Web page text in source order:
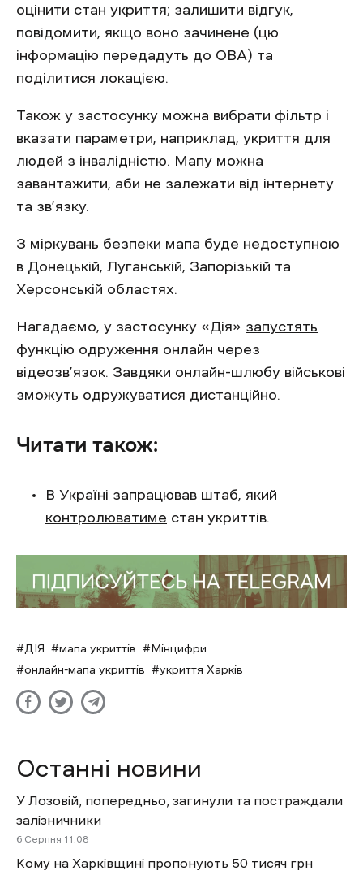
оцінити стан укриття; залишити відгук,
повідомити, якщо воно зачинене (цю
інформацію передадуть до ОВА) та
поділитися локацією.
Також у застосунку можна вибрати фільтр і
вказати параметри, наприклад, укриття для
людей з інвалідністю. Мапу можна
завантажити, аби не залежати від інтернету
та зв’язку.
З міркувань безпеки мапа буде недоступною
в Донецькій, Луганській, Запорізькій та
Херсонській областях.
Нагадаємо, у застосунку «Дія» запустять
функцію одруження онлайн через
відеозв’язок. Завдяки онлайн-шлюбу військові
зможуть одружуватися дистанційно.
Читати також:
В Україні запрацював штаб, який
контролюватиме стан укриттів.
ДІЯ мапа укриттів
Мінцифри
онлайн-мапа укриттів
укриття Харків
Останні новини
У Лозовій, попередньо, загинули та постраждали
залізничники
6 Cерпня 11:08
Кому на Харківщині пропонують 50 тисяч грн